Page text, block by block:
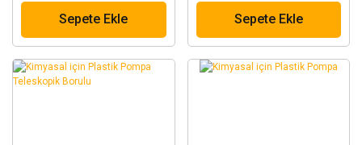
Sepete Ekle Sepete Ekle